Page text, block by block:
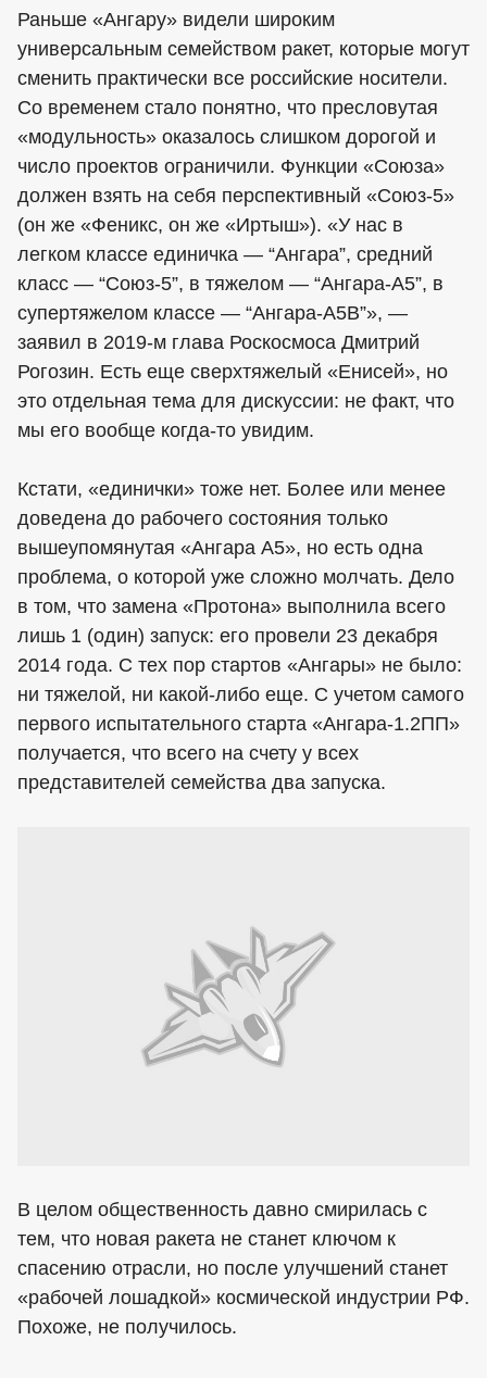
Раньше «Ангару» видели широким
универсальным семейством ракет, которые могут
сменить практически все российские носители.
Со временем стало понятно, что пресловутая
«модульность» оказалось слишком дорогой и
число проектов ограничили. Функции «Союза»
должен взять на себя перспективный «Союз-5»
(он же «Феникс, он же «Иртыш»). «У нас в
легком классе единичка — “Ангара”, средний
класс — “Союз-5”, в тяжелом — “Ангара-А5”, в
супертяжелом классе — “Ангара-А5В”», —
заявил в 2019-м глава Роскосмоса Дмитрий
Рогозин. Есть еще сверхтяжелый «Енисей», но
это отдельная тема для дискуссии: не факт, что
мы его вообще когда-то увидим.
Кстати, «единички» тоже нет. Более или менее
доведена до рабочего состояния только
вышеупомянутая «Ангара А5», но есть одна
проблема, о которой уже сложно молчать. Дело
в том, что замена «Протона» выполнила всего
лишь 1 (один) запуск: его провели 23 декабря
2014 года. С тех пор стартов «Ангары» не было:
ни тяжелой, ни какой-либо еще. С учетом самого
первого испытательного старта «Ангара-1.2ПП»
получается, что всего на счету у всех
представителей семейства два запуска.
В целом общественность давно смирилась с
тем, что новая ракета не станет ключом к
спасению отрасли, но после улучшений станет
«рабочей лошадкой» космической индустрии РФ.
Похоже, не получилось.